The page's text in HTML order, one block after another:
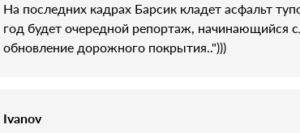
На последних кадрах Барсик кладет асфальт
год будет очередной репортаж, начинающийся
обновление дорожного покрытия..")))
Ivanov